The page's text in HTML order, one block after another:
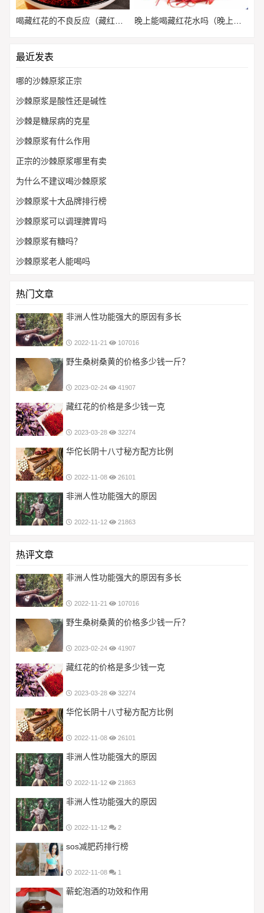
最近发表
哪的沙棘原浆正宗
沙棘原浆是酸性还是碱性
沙棘是糖尿病的克星
沙棘原浆有什么作用
正宗的沙棘原浆哪里有卖
为什么不建议喝沙棘原浆
沙棘原浆十大品牌排行榜
沙棘原浆可以调理脾胃吗
沙棘原浆有糖吗？
沙棘原浆老人能喝吗
热门文章
非洲人性功能强大的原因有多长
2022-11-21 107016
野生桑树桑黄的价格多少钱一斤？
2023-02-24 41907
藏红花的价格是多少钱一克
2023-03-28 32274
华佗长阴十八寸秘方配方比例
2022-11-08 26101
非洲人性功能强大的原因
2022-11-12 21863
热评文章
非洲人性功能强大的原因有多长
2022-11-21 107016
野生桑树桑黄的价格多少钱一斤？
2023-02-24 41907
藏红花的价格是多少钱一克
2023-03-28 32274
华佗长阴十八寸秘方配方比例
2022-11-08 26101
非洲人性功能强大的原因
2022-11-12 21863
非洲人性功能强大的原因
2022-11-12 2
sos减肥药排行榜
2022-11-08 1
蕲蛇泡酒的功效和作用